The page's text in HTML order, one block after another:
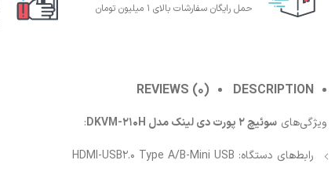
حمل رایگان سفارشات بالای 1 میلیون تومان
DESCRIPTION
REVIEWS (0)
ویژگی‌های سوئیچ 2 پورت دی لینک مدل DKVM-210H
:
رابط‌های دستگاه: HDMI-USB2.0 Type A/B-Mini USB